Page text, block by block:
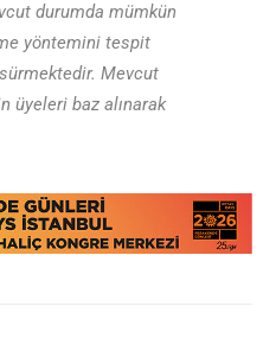
durumda mümkün
yöntemini tespit
Mevcut
üyeleri baz alınarak